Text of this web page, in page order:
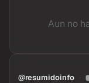
Aun no
@resumidoinfo